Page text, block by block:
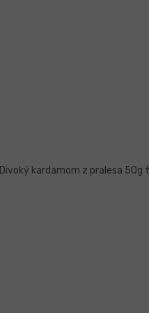
Divoký kardamom z pralesa 50g